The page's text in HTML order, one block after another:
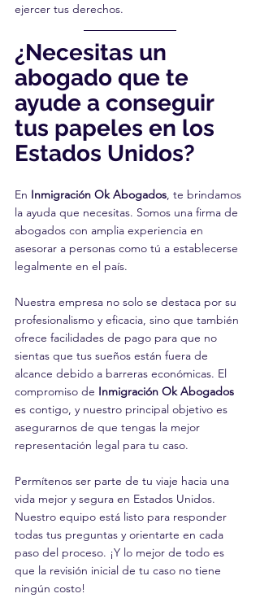
ejercer tus derechos.
¿Necesitas un
abogado que te
ayude a conseguir
tus papeles en los
Estados Unidos?
En Inmigración Ok Abogados, te brindamos
la ayuda que necesitas. Somos una firma de
abogados con amplia experiencia en
asesorar a personas como tú a establecerse
legalmente en el país.
Nuestra empresa no solo se destaca por su
profesionalismo y eficacia, sino que también
ofrece facilidades de pago para que no
sientas que tus sueños están fuera de
alcance debido a barreras económicas. El
compromiso de Inmigración Ok Abogados
es contigo, y nuestro principal objetivo es
asegurarnos de que tengas la mejor
representación legal para tu caso.
Permítenos ser parte de tu viaje hacia una
vida mejor y segura en Estados Unidos.
Nuestro equipo está listo para responder
todas tus preguntas y orientarte en cada
paso del proceso. ¡Y lo mejor de todo es
que la revisión inicial de tu caso no tiene
ningún costo!